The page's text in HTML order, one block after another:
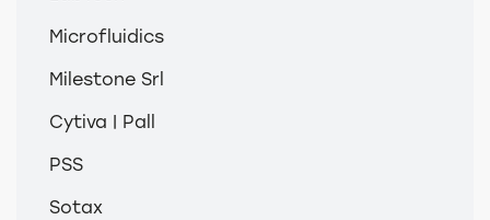
Microfluidics
Milestone Srl
Cytiva | Pall
PSS
Sotax